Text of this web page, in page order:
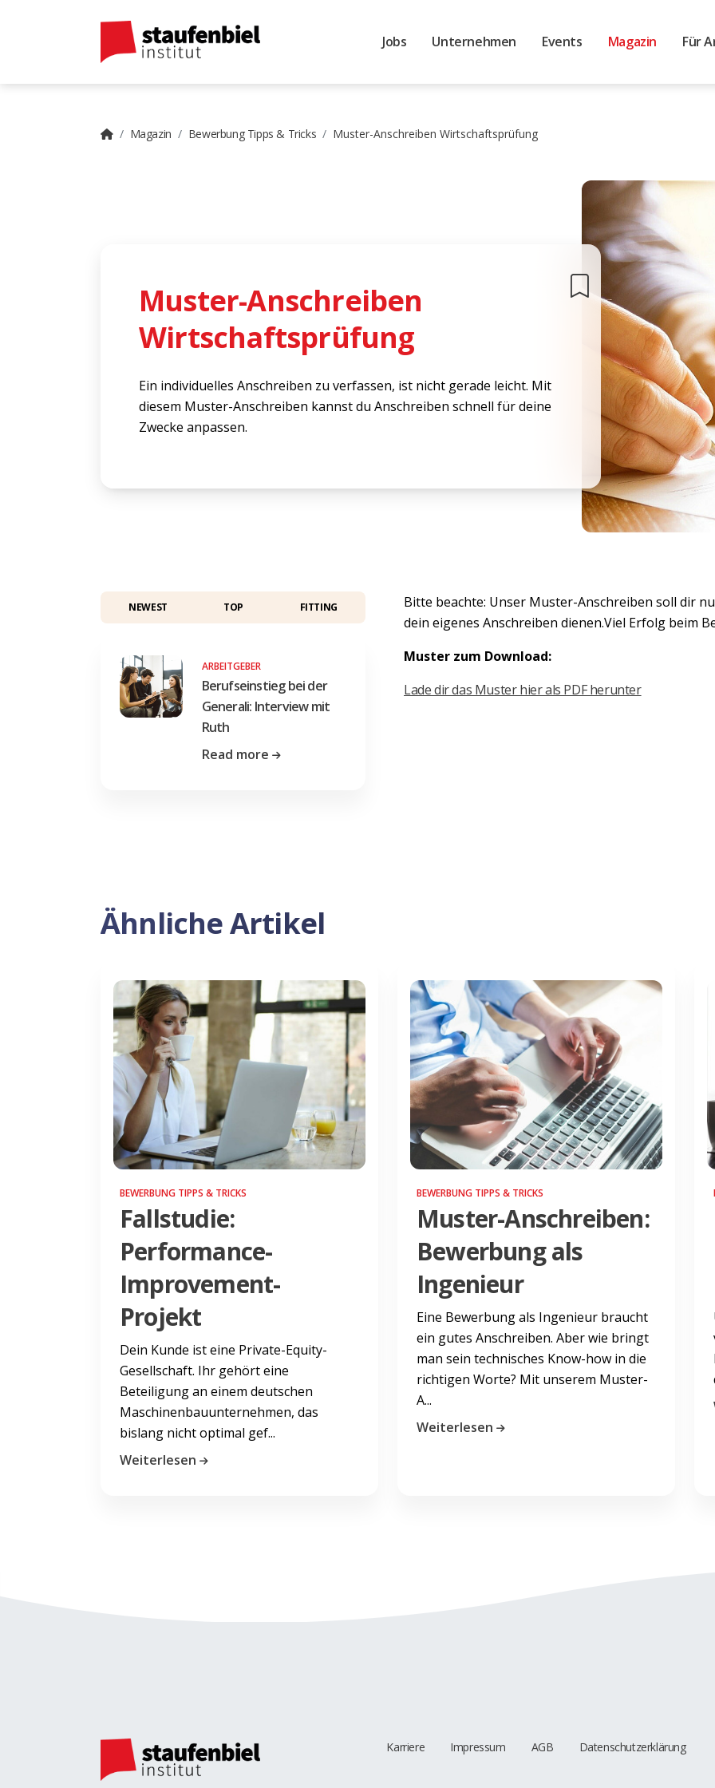
Jobs Unternehmen Events Magazin Für
Magazin Bewerbung Tipps & Tricks Muster-Anschreiben Wirtschaftsprüfung
Muster-Anschreiben
Wirtschaftsprüfung
Ein individuelles Anschreiben zu verfassen, ist nicht gerade leicht. Mit
diesem Muster-Anschreiben kannst du Anschreiben schnell für deine
Zwecke anpassen.
NEWEST TOP FITTING
ARBEITGEBER
Berufseinstieg bei der
Generali: Interview mit
Ruth
Read more
Bitte beachte: Unser Muster-Anschreiben soll dir
dein eigenes Anschreiben dienen.Viel Erfolg beim
Muster zum Download:
Lade dir das Muster hier als PDF herunter
Ähnliche Artikel
BEWERBUNG TIPPS & TRICKS
Fallstudie:
Performance-
Improvement-
Projekt
Dein Kunde ist eine Private-Equity-
Gesellschaft. Ihr gehört eine
Beteiligung an einem deutschen
Maschinenbauunternehmen, das
bislang nicht optimal gef...
Weiterlesen
BEWERBUNG TIPPS & TRICKS
Muster-Anschreiben:
Bewerbung als
Ingenieur
Eine Bewerbung als Ingenieur braucht
ein gutes Anschreiben. Aber wie bringt
man sein technisches Know-how in die
richtigen Worte? Mit unserem Muster-
A...
Weiterlesen
Karriere Impressum AGB Datenschutzerklärung